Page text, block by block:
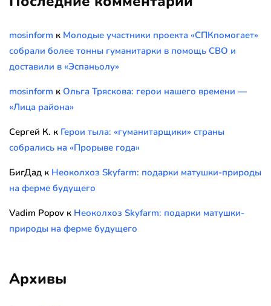
mosinform к Молодые участники проекта «СПКпомогает»
собрали более тонны гуманитарки в помощь СВО и
доставили в «Эспаньолу»
mosinform к Ольга Тряскова: герои нашего времени —
«Лица района»
Сергей К. к Герои тыла: «гуманитарщики» страны
собрались на «Прорыве года»
БигДад к Неоколхоз Skyfarm: подарки матушки-природы
на ферме будущего
Vadim Popov к Неоколхоз Skyfarm: подарки матушки-
природы на ферме будущего
Архивы